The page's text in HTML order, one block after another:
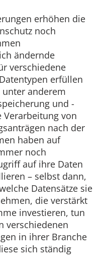
erhöhen die
noch
ändernde
verschiedene
erfüllen
unter anderem
und -
von
nach der
haben auf
noch
auf ihre Daten
– selbst dann,
Datensätze sie
die verstärkt
investieren, tun
verschiedenen
in ihrer Branche
sich ständig